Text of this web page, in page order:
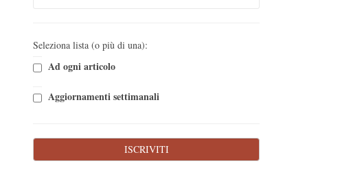
Seleziona lista (o più di una):
Ad ogni articolo
Aggiornamenti settimanali